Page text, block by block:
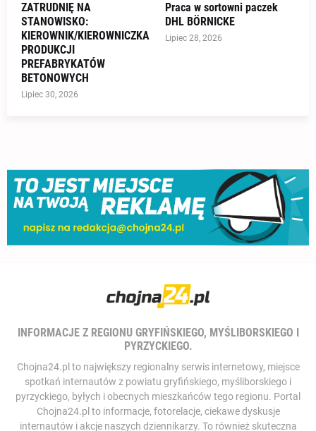
ZATRUDNIĘ NA
STANOWISKO:
KIEROWNIK/KIEROWNICZKA
PRODUKCJI
PREFABRYKATÓW
BETONOWYCH
Lipiec 30, 2026
Praca w sortowni paczek
DHL BÖRNICKE
Lipiec 28, 2026
INFORMACJE Z REGIONU GRYFIŃSKIEGO, MYŚLIBORSKIEGO I
PYRZYCKIEGO.
Chojna24.pl to największy regionalny serwis internetowy, miejsce
spotkań internautów z powiatu gryfińskiego, myśliborskiego i
pyrzyckiego, byłych i obecnych mieszkańców tego regionu. Portal
Chojna24.pl to informacje, fotorelacje, ciekawe dyskusje
internautów i akcje naszych dziennikarzy. To również skuteczna